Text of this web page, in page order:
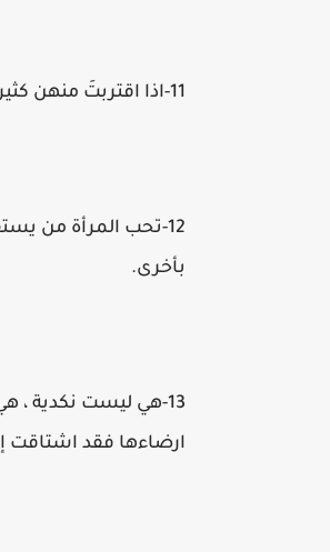
11-اذا اقتربتَ منهن كثيراً فإنهن يتكبرن ، و إن ابتعدت عنهن كثيراً ينسين، اختر مكانك بذكاء.
12-تحب المرأة من
بأخرى.
13-هي ليست نكدية ،
ارضاءها فقد اشتاقت